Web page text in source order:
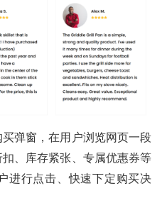
弹窗，在用户浏览网页一段
、库存紧张、专属优惠券等
进行点击、快速下定购买决